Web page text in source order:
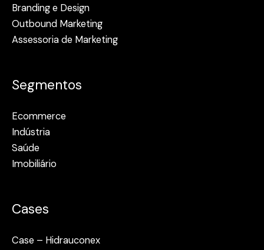
Branding e Design
Outbound Marketing
Assessoria de Marketing
Segmentos
Ecommerce
Indústria
Saúde
Imobiliário
Cases
Case – Hidrauconex